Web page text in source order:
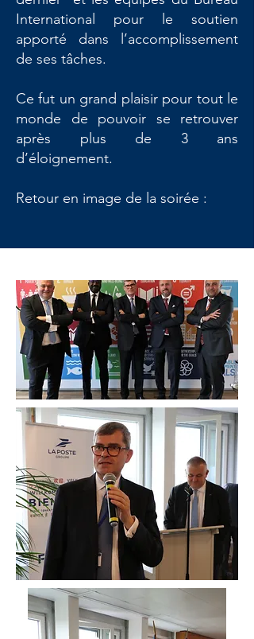
International pour le soutien
apporté dans l’accomplissement
de ses tâches.
Ce fut un grand plaisir pour tout le
monde de pouvoir se retrouver
après plus de 3 ans
d’éloignement.
Retour en image de la soirée :